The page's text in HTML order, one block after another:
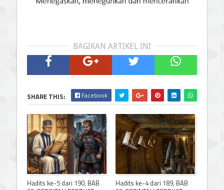
BAGIKAN ARTIKEL INI
SHARE THIS: Facebook
Hadits ke-5 dari 190, BAB
Hadits ke-4 dari 189, BAB